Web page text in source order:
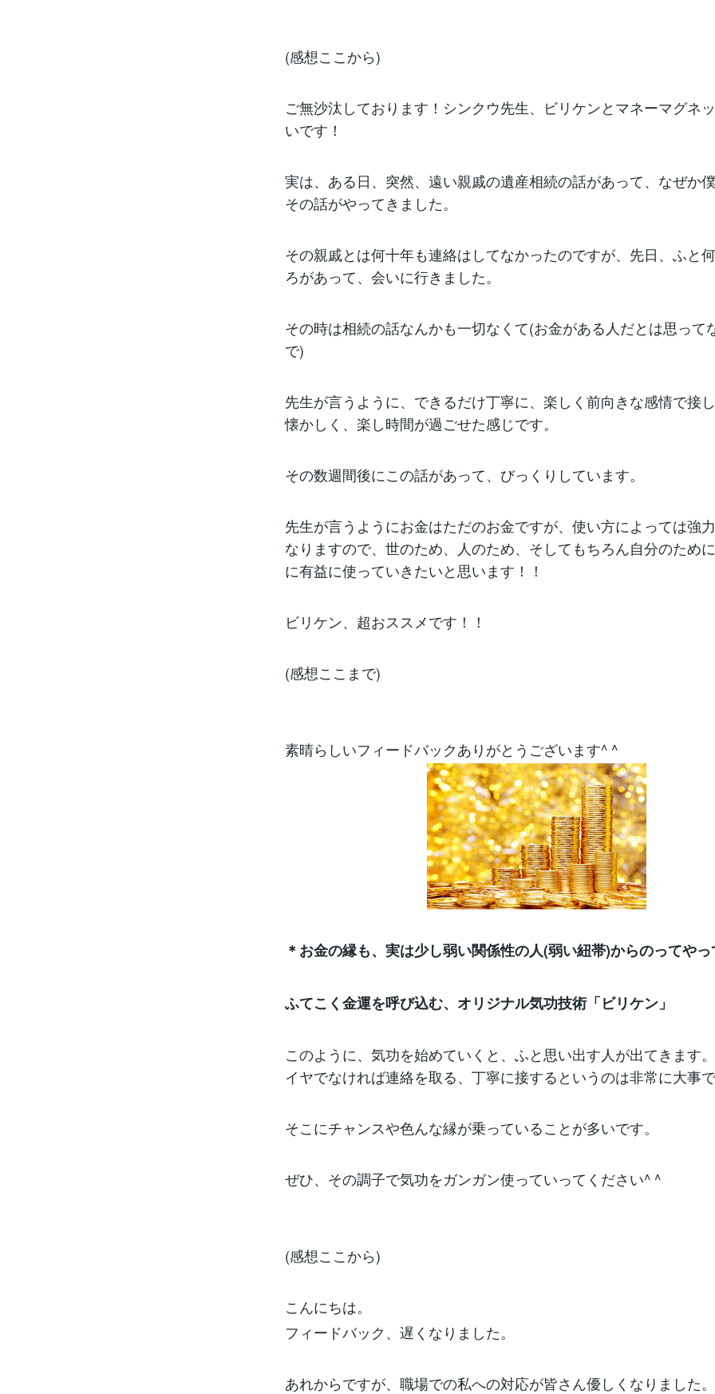
(感想ここから)
ご無沙汰しております！シンクウ先生、ビリケンとマネーマグネ
いです！
実は、ある日、突然、遠い親戚の遺産相続の話があって、なぜか
その話がやってきました。
その親戚とは何十年も連絡はしてなかったのですが、先日、ふと
ろがあって、会いに行きました。
その時は相続の話なんかも一切なくて(お金がある人だとは思って
で)
先生が言うように、できるだけ丁寧に、楽しく前向きな感情で接
懐かしく、楽し時間が過ごせた感じです。
その数週間後にこの話があって、びっくりしています。
先生が言うようにお金はただのお金ですが、使い方によっては強
なりますので、世のため、人のため、そしてもちろん自分のため
に有益に使っていきたいと思います！！
ビリケン、超おススメです！！
(感想ここまで)
素晴らしいフィードバックありがとうございます^ ^
＊お金の縁も、実は少し弱い関係性の人(弱い紐帯)からのってやっ
ふてこく金運を呼び込む、オリジナル気功技術「ビリケン」
このように、気功を始めていくと、ふと思い出す人が出てきます。
イヤでなければ連絡を取る、丁寧に接するというのは非常に大事で
そこにチャンスや色んな縁が乗っていることが多いです。
ぜひ、その調子で気功をガンガン使っていってください^ ^
(感想ここから)
こんにちは。
フィードバック、遅くなりました。
あれからですが、職場での私への対応が皆さん優しくなりました。